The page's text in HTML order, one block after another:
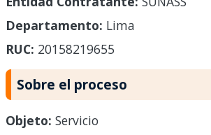
Departamento: Lima
RUC: 20158219655
Sobre el proceso
Objeto: Servicio